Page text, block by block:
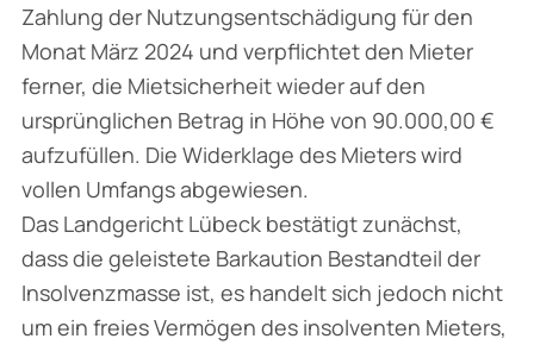
Zahlung der Nutzungsentschädigung für den
Monat März 2024 und verpflichtet den Mieter
ferner, die Mietsicherheit wieder auf den
ursprünglichen Betrag in Höhe von 90.000,00 €
aufzufüllen. Die Widerklage des Mieters wird
vollen Umfangs abgewiesen.
Das Landgericht Lübeck bestätigt zunächst,
dass die geleistete Barkaution Bestandteil der
Insolvenzmasse ist, es handelt sich jedoch nicht
um ein freies Vermögen des insolventen Mieters,